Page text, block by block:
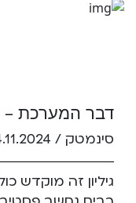
דבר המערכת –
סינמטק /